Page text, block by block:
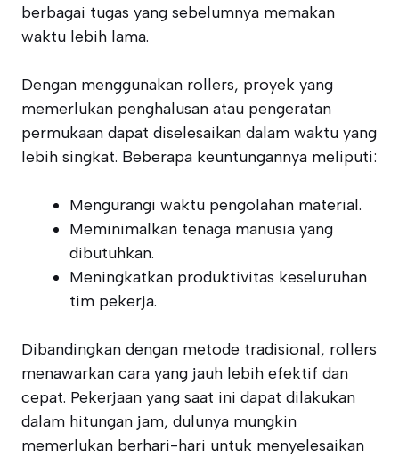
berbagai tugas yang sebelumnya memakan
waktu lebih lama.
Dengan menggunakan rollers, proyek yang
memerlukan penghalusan atau pengeratan
permukaan dapat diselesaikan dalam waktu yang
lebih singkat. Beberapa keuntungannya meliputi:
Mengurangi waktu pengolahan material.
Meminimalkan tenaga manusia yang
dibutuhkan.
Meningkatkan produktivitas keseluruhan
tim pekerja.
Dibandingkan dengan metode tradisional, rollers
menawarkan cara yang jauh lebih efektif dan
cepat. Pekerjaan yang saat ini dapat dilakukan
dalam hitungan jam, dulunya mungkin
memerlukan berhari-hari untuk menyelesaikan